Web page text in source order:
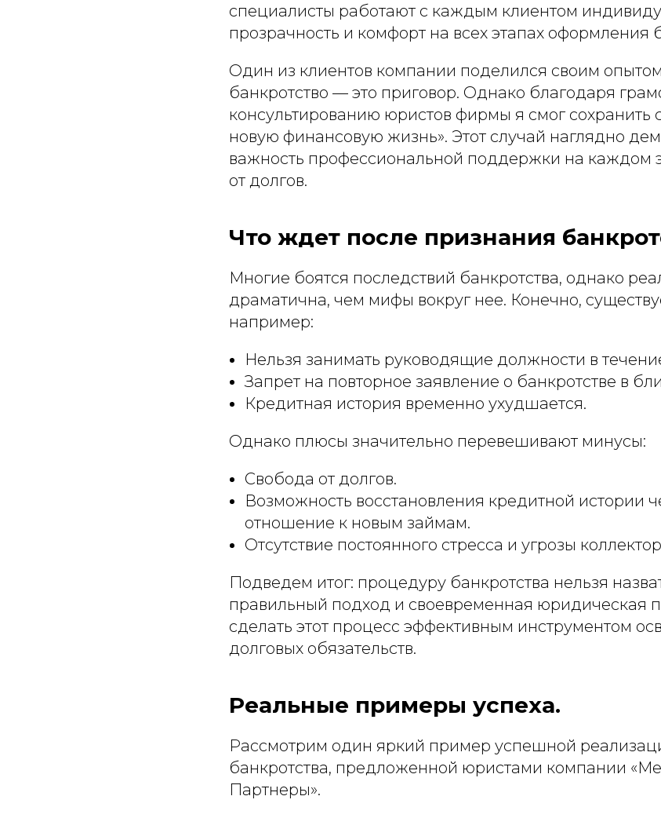
специалисты работают с каждым клиентом
прозрачность и комфорт на всех этапах оформления
Один из клиентов компании поделился своим
банкротство — это приговор. Однако благодаря
консультированию юристов фирмы я смог сохранить
новую финансовую жизнь». Этот случай наглядно
важность профессиональной поддержки на каждом
от долгов.
Что ждет после признания
Многие боятся последствий банкротства, однако
драматична, чем мифы вокруг нее. Конечно,
например:
Нельзя занимать руководящие должности в
Запрет на повторное заявление о банкротстве в
Кредитная история временно ухудшается.
Однако плюсы значительно перевешивают минусы:
Свобода от долгов.
Возможность восстановления кредитной истории
отношение к новым займам.
Отсутствие постоянного стресса и угрозы
Подведем итог: процедуру банкротства нельзя
правильный подход и своевременная юридическая
сделать этот процесс эффективным инструментом
долговых обязательств.
Реальные примеры успеха.
Рассмотрим один яркий пример успешной
банкротства, предложенной юристами компании
Партнеры».